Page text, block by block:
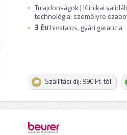
Tulajdonságok | Klinikai
technológia: személyre
3 ÉVhivatalos, gyári garancia
Szállítási díj: 990 Ft-tól